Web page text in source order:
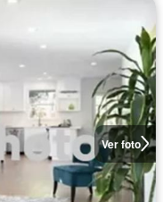
Ver foto